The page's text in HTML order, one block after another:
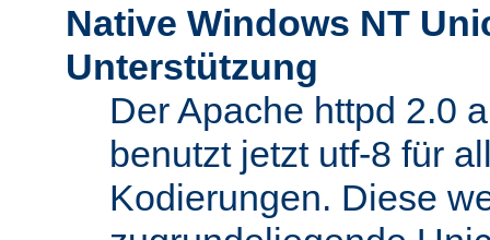
Native Windows NT
Unterstützung
Der Apache httpd 2.0
benutzt jetzt utf-8 für
Kodierungen. Diese